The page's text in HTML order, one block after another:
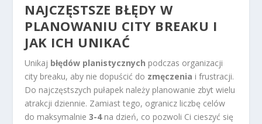
NAJCZĘSTSZE BŁĘDY W
PLANOWANIU CITY BREAKU I
JAK ICH UNIKAĆ
Unikaj błędów planistycznych podczas organizacji
city breaku, aby nie dopuścić do zmęczenia i frustracji.
Do najczęstszych pułapek należy planowanie zbyt wielu
atrakcji dziennie. Zamiast tego, ogranicz liczbę celów
do maksymalnie3-4na dzień, co pozwoli Ci cieszyć się